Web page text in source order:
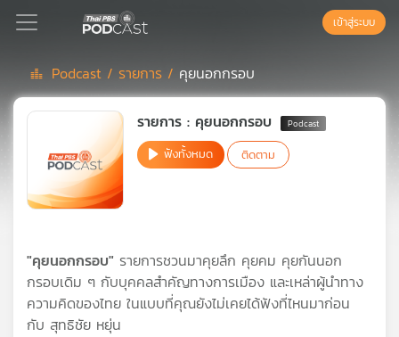
Podcast
เพล
เข้าสู่ระบบ
Podcast /รายการ / คุยนอกกรอบ
รายการ : คุยนอกกรอบ
ฟังทั้งหมด ติดตาม
"คุยนอกกรอบ" รายการชวนมาคุยลึก คุยคม คุยกันนอก
กรอบเดิม ๆ กับบุคคลสำคัญทางการเมือง และเหล่าผู้นำทาง
ความคิดของไทย ในแบบที่คุณยังไม่เคยได้ฟังที่ไหนมาก่อน
กับ สุทธิชัย หยุ่น